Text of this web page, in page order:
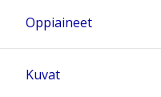
Oppiaineet
Kuvat